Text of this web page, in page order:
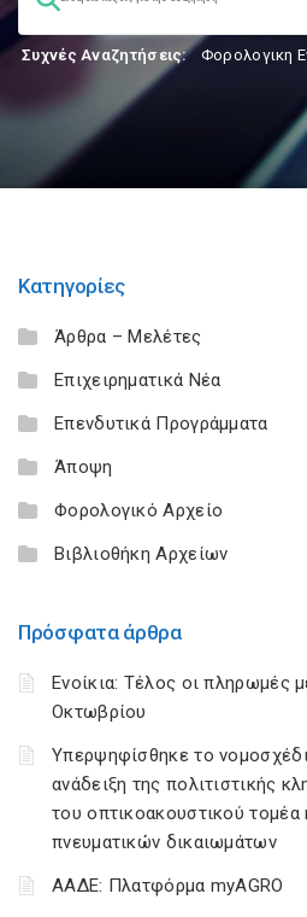
Συχνές Αναζητήσεις: Φορολογικη
Κατηγορίες
Άρθρα – Μελέτες
Επιχειρηματικά Νέα
Επενδυτικά Προγράμματα
Άποψη
Φορολογικό Αρχείο
Βιβλιοθήκη Αρχείων
Πρόσφατα άρθρα
Ενοίκια: Τέλος οι πληρωμές
Οκτωβρίου
Υπερψηφίσθηκε το
ανάδειξη της πολιτιστικής
του οπτικοακουστικού τομέα
πνευματικών δικαιωμάτων
ΑΑΔΕ: Πλατφόρμα myAGRO